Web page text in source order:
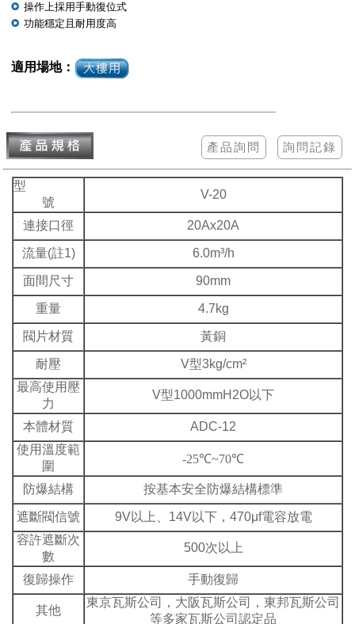
操作上採用手動復位式
功能穩定且耐用度高
適用場地：
型
號
V-20
連接口徑 20Ax20A
流量(註1) 6.0m³/h
面間尺寸 90mm
重量 4.7kg
閥片材質 黃銅
耐壓
V型3kg/cm²
最高使用壓
力
V型1000mmH2O以下
本體材質
ADC-12
使用溫度範
圍
-25℃~70℃
防爆結構 按基本安全防爆結構標準
遮斷閥信號
9V以上、14V以下，470μf電容放電
容許遮斷次
數
500次以上
復歸操作 手動復歸
其他
東京瓦斯公司，大阪瓦斯公司，東邦瓦斯公司
等多家瓦斯公司認定品